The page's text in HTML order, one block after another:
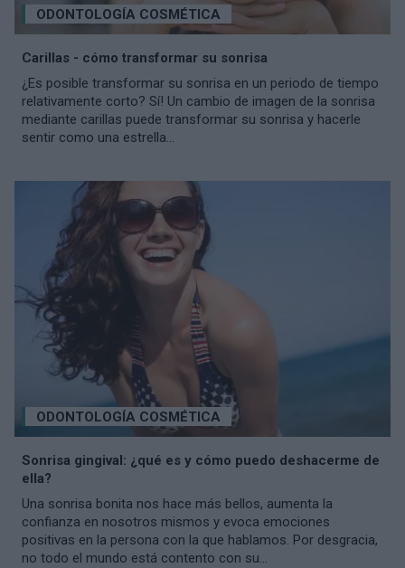
ODONTOLOGÍA COSMÉTICA
Carillas - cómo transformar su sonrisa
¿Es posible transformar su sonrisa en un periodo de tiempo
relativamente corto? Sí! Un cambio de imagen de la sonrisa
mediante carillas puede transformar su sonrisa y hacerle
sentir como una estrella...
ODONTOLOGÍA COSMÉTICA
Sonrisa gingival: ¿qué es y cómo puedo deshacerme de
ella?
Una sonrisa bonita nos hace más bellos, aumenta la
confianza en nosotros mismos y evoca emociones
positivas en la persona con la que hablamos. Por desgracia,
no todo el mundo está contento con su...